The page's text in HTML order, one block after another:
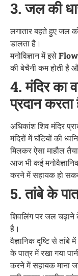
3. जल की
लगातार बहते हुए जल
डालता है।
मनोविज्ञान में इसे
की बेचैनी कम होती है
4. मंदिर का
प्रदान करता
अधिकांश शिव मंदिर
मंदिरों में घंटियों की
मिलकर ऐसा माहौल
आज भी कई
करने में सहायक हो
5. तांबे के
शिवलिंग पर जल चढ़ाने
है।
वैज्ञानिक दृष्टि से तांबे
के पात्र में रखा गया
करने में सहायक माना